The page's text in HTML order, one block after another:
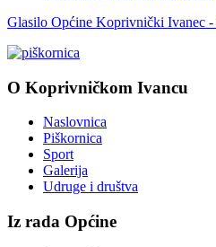
Glasilo Općine Koprivnički Ivanec -
O Koprivničkom Ivancu
Naslovnica
Piškornica
Sport
Galerija
Udruge i društva
Iz rada Općine